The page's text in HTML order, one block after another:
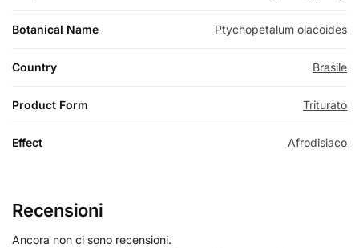
Botanical Name Ptychopetalum olacoides
Country Brasile
Product Form Triturato
Effect Afrodisiaco
Recensioni
Ancora non ci sono recensioni.